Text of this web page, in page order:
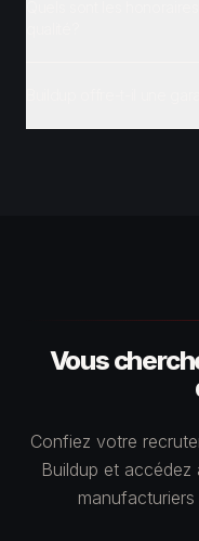
Vous
Confiez votre
Buildup et accédez